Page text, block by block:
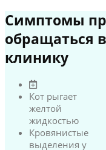
Симптомы
обращаться
клинику
Кот рыгает
желтой
жидкостью
Кровянистые
выделения у